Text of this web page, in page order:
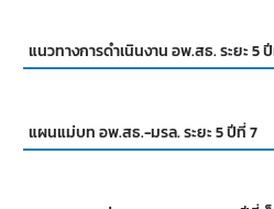
แนวทางการดำเนินงาน อพ.สธ. ระยะ 5
แผนแม่บท อพ.สธ.-มรล. ระยะ 5 ปีที่ 7